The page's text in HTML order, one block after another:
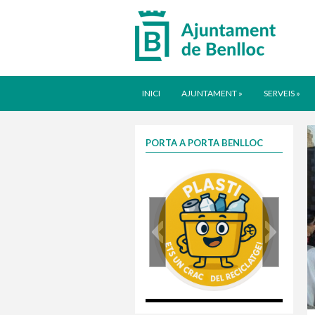
INICI AJUNTAMENT » SERVEIS »
PORTA A PORTA BENLLOC